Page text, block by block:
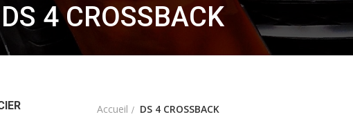
4 CROSSBACK
Accueil DS 4 CROSSBACK